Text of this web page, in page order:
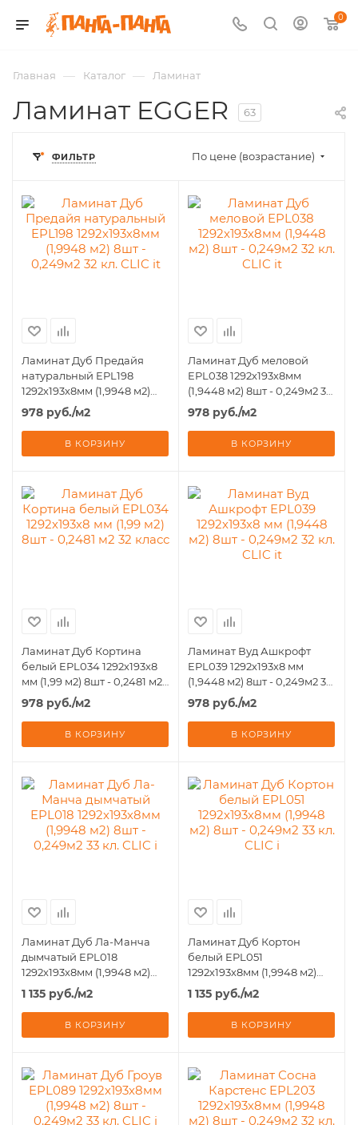
0
Главная — Каталог — Ламинат
Ламинат EGGER 63
ФИЛЬТР По цене (возрастание)
Ламинат Дуб Предайя
натуральный EPL198
1292х193х8мм (1,9948 м2)
8шт - 0,249м2 32 кл. CLIC it
978 руб./м2
В КОРЗИНУ
Ламинат Дуб меловой
EPL038 1292х193х8мм
(1,9448 м2) 8шт - 0,249м2 32
кл. CLIC it
978 руб./м2
В КОРЗИНУ
Ламинат Дуб Кортина
белый EPL034 1292х193х8
мм (1,99 м2) 8шт - 0,2481 м2
32 класс
978 руб./м2
В КОРЗИНУ
Ламинат Вуд Ашкрофт
EPL039 1292х193х8 мм
(1,9448 м2) 8шт - 0,249м2 32
кл. CLIC it
978 руб./м2
В КОРЗИНУ
Ламинат Дуб Ла-Манча
дымчатый EPL018
1292х193х8мм (1,9948 м2)
8шт - 0,249м2 33 кл. CLIC i
1 135 руб./м2
В КОРЗИНУ
Ламинат Дуб Кортон
белый EPL051
1292х193х8мм (1,9948 м2)
8шт - 0,249м2 33 кл. CLIC i
1 135 руб./м2
В КОРЗИНУ